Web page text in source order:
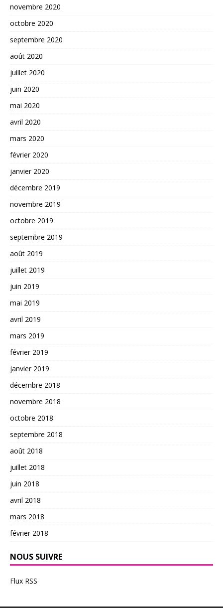
novembre 2020
octobre 2020
septembre 2020
août 2020
juillet 2020
juin 2020
mai 2020
avril 2020
mars 2020
février 2020
janvier 2020
décembre 2019
novembre 2019
octobre 2019
septembre 2019
août 2019
juillet 2019
juin 2019
mai 2019
avril 2019
mars 2019
février 2019
janvier 2019
décembre 2018
novembre 2018
octobre 2018
septembre 2018
août 2018
juillet 2018
juin 2018
avril 2018
mars 2018
février 2018
NOUS SUIVRE
Flux RSS